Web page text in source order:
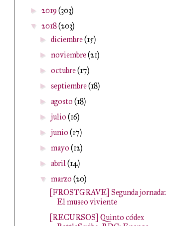
► 2019 (303)
▼ 2018(203)
►diciembre(15)
►noviembre(21)
►octubre(17)
►septiembre(18)
► agosto(18)
►julio(16)
►junio(17)
► mayo(12)
► abril(14)
▼ marzo(20)
[FROSTGRAVE] Segunda jornada:
El museo viviente
[RECURSOS] Quinto códex